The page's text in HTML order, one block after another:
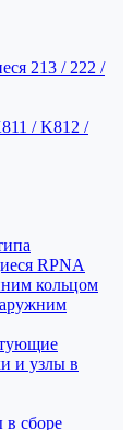
213 / 222 /
/ K812 /
RPNA
кольцом
и узлы в
сборе